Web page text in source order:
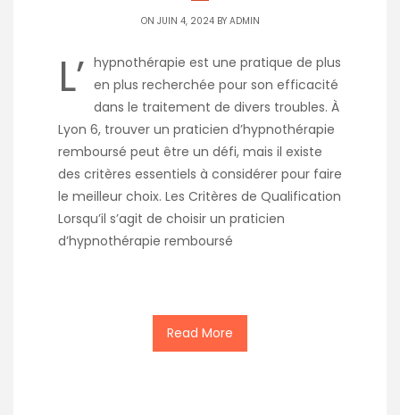
ON JUIN 4, 2024 BY ADMIN
L’ hypnothérapie est une pratique de plus
en plus recherchée pour son efficacité
dans le traitement de divers troubles. À
Lyon 6, trouver un praticien d’hypnothérapie
remboursé peut être un défi, mais il existe
des critères essentiels à considérer pour faire
le meilleur choix. Les Critères de Qualification
Lorsqu’il s’agit de choisir un praticien
d’hypnothérapie remboursé
Read More